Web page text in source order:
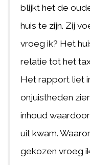
blijkt het de
huis te zijn. Zij
vroeg ik? Het
relatie tot het
Het rapport liet
onjuistheden
inhoud
uit kwam.
gekozen vroeg